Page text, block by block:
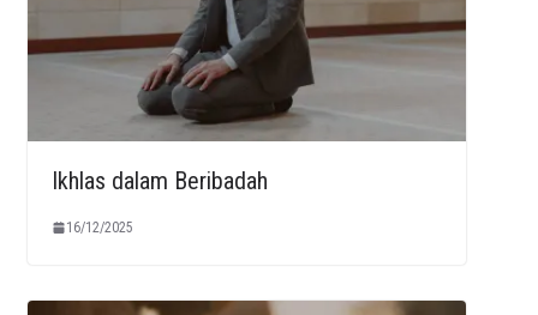
Ikhlas dalam Beribadah
16/12/2025